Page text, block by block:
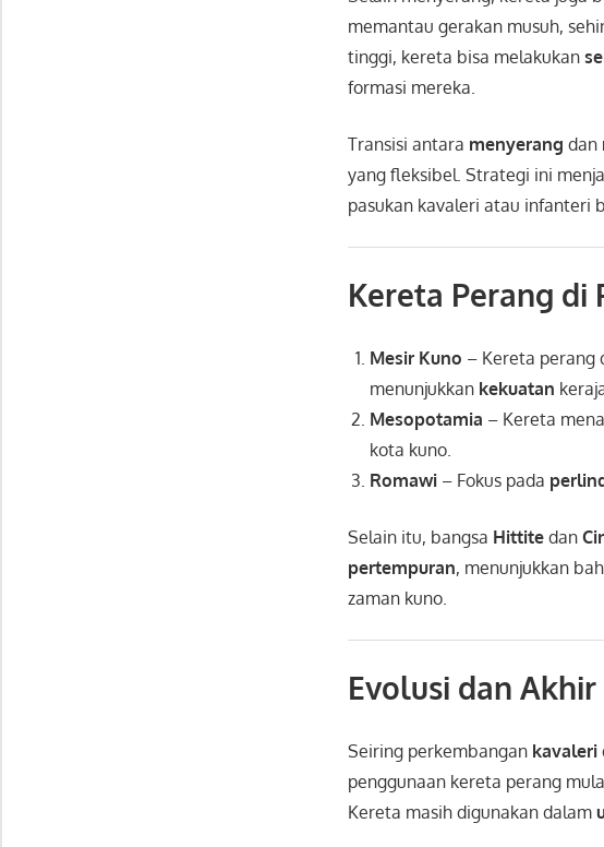
memantau gerakan musuh,
tinggi, kereta bisa melakukan
formasi mereka.
Transisi antara menyerang dan
yang fleksibel. Strategi ini
pasukan kavaleri atau infanteri
Kereta Perang di
Mesir Kuno – Kereta perang
menunjukkan kekuatan
Mesopotamia – Kereta
kota kuno.
Romawi – Fokus pada
Selain itu, bangsa Hittite dan
pertempuran, menunjukkan
zaman kuno.
Evolusi dan
Seiring perkembangan kavaleri
penggunaan kereta perang
Kereta masih digunakan dalam